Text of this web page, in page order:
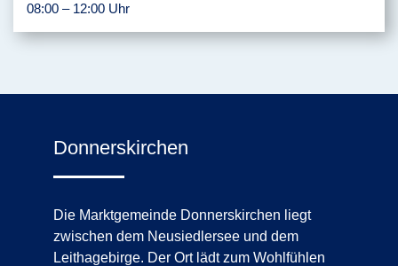
08:00 – 12:00 Uhr
Donnerskirchen
Die Marktgemeinde Donnerskirchen liegt
zwischen dem Neusiedlersee und dem
Leithagebirge. Der Ort lädt zum Wohlfühlen